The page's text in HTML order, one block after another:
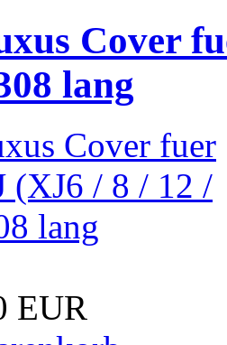
Cover
lang
EUR